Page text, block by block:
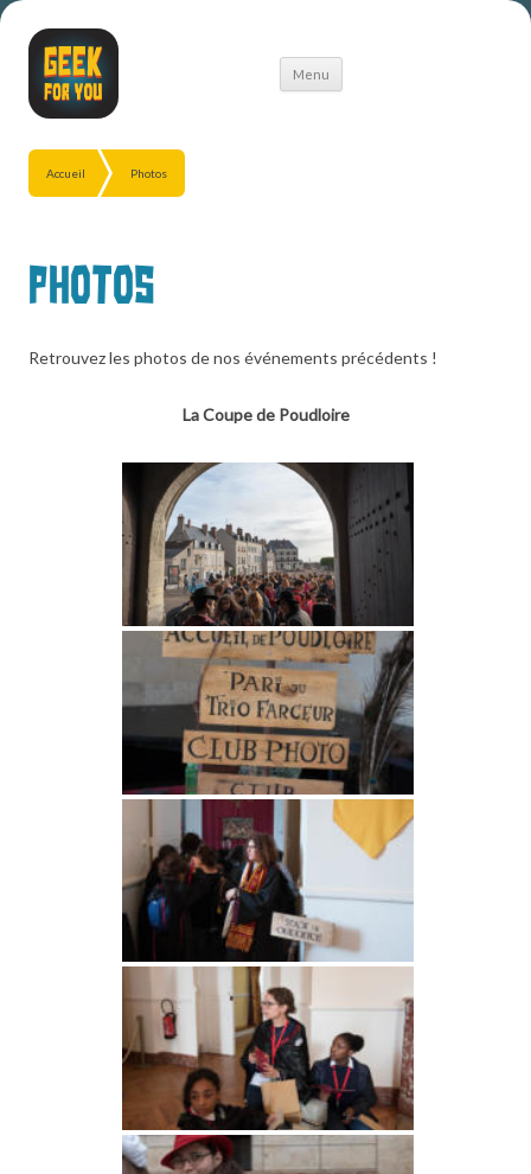
Menu
Aller
Accueil Photos
Photos
Retrouvez les photos de nos événements précédents !
La Coupe de Poudloire